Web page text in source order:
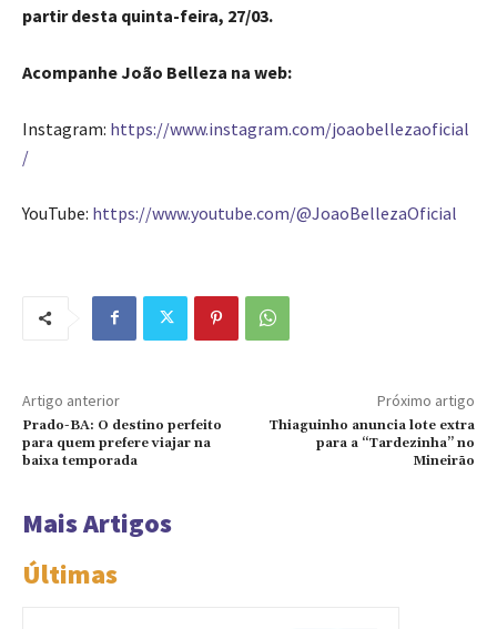
partir desta quinta-feira, 27/03.
Acompanhe João Belleza na web:
Instagram: https://www.instagram.com/joaobellezaoficial
/
YouTube: https://www.youtube.com/@JoaoBellezaOficial
Artigo anterior
Prado-BA: O destino perfeito
para quem prefere viajar na
baixa temporada
Próximo artigo
Thiaguinho anuncia lote extra
para a “Tardezinha” no
Mineirão
Mais Artigos
Últimas